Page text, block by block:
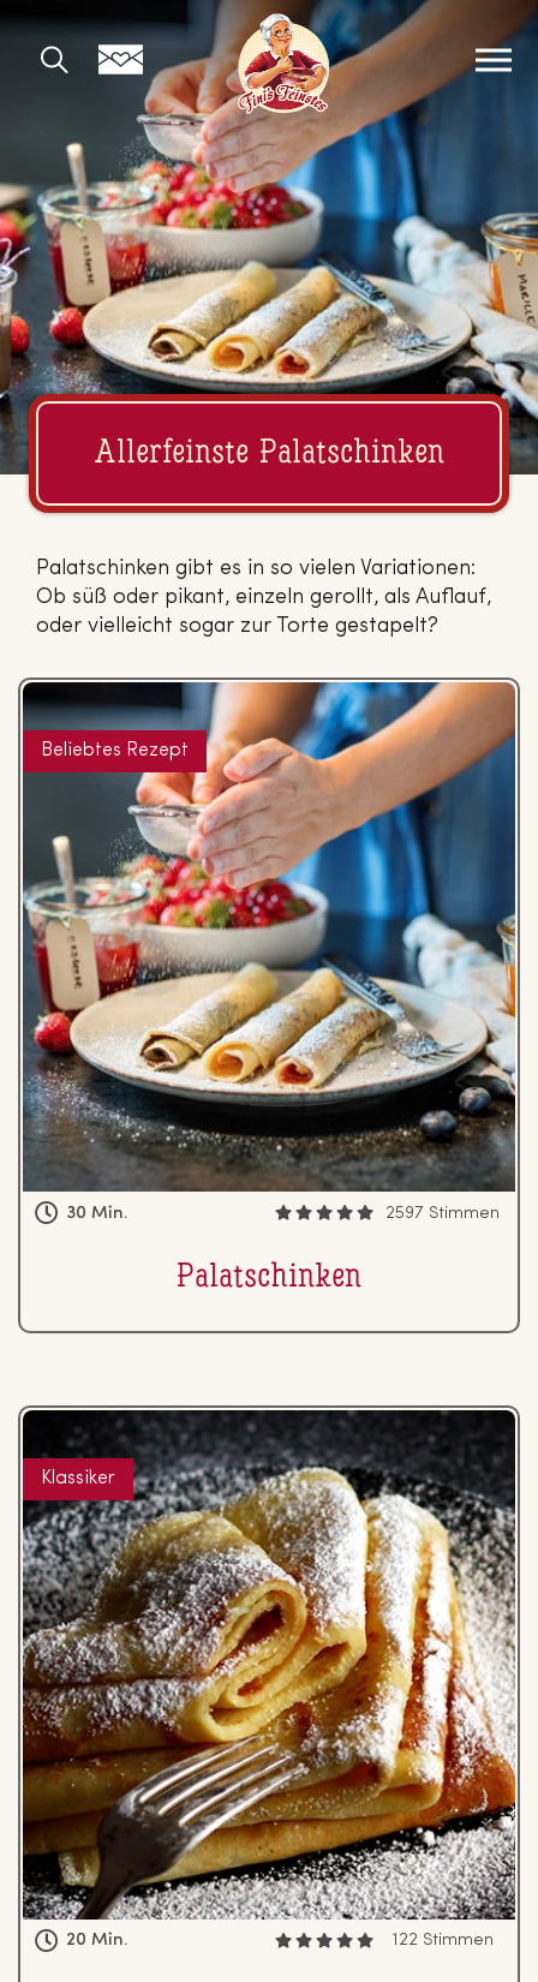
Allerfeinste Palatschinken
Palatschinken gibt es in so vielen Variationen:
Ob süß oder pikant, einzeln gerollt, als Auflauf,
oder vielleicht sogar zur Torte gestapelt?
Beliebtes Rezept
30 Min. 2597 Stimmen
Pa­la­tschin­ken
Klassiker
20 Min. 122 Stimmen